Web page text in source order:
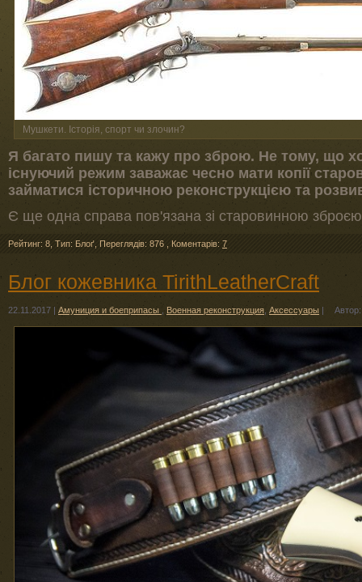
Мушкети. Історія, спорт чи злочин?
Я багато пишу та кажу про зброю. Не тому, що
існуючий режим заважає чесно мати копії
займатися історичною реконструкцією та
Є ще одна справа пов'язана зі старовинною зброєю
Рейтинг: 8 Тип: Блоґ Переглядів: 876 Коментарів: 7
Блог кожевника TirithLeatherCraft
22.11.2017 | Амуниция и боеприпасы Военная реконструкция Аксессуары |